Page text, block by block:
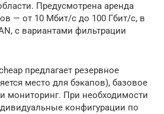
Предусмотрена аренда
— от 10 Мбит/с до 100 Гбит/с, в
с вариантами фильтрации
предлагает резервное
место для бэкапов), базовое
мониторинг. При необходимости
конфигурации по